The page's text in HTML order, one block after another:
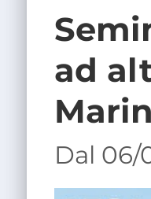
ad
Dal 06/